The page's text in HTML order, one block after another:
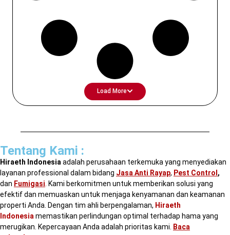
Load More
Tentang Kami :
Hiraeth Indonesiaadalah perusahaan terkemuka yang menyediakan
layanan professional dalam bidang Jasa Anti Rayap, Pest Control ,
dan Fumigasi. Kami berkomitmen untuk memberikan solusi yang
efektif dan memuaskan untuk menjaga kenyamanan dan keamanan
properti Anda. Dengan tim ahli berpengalaman, Hiraeth
Indonesiamemastikan perlindungan optimal terhadap hama yang
merugikan. Kepercayaan Anda adalah prioritas kami. Baca